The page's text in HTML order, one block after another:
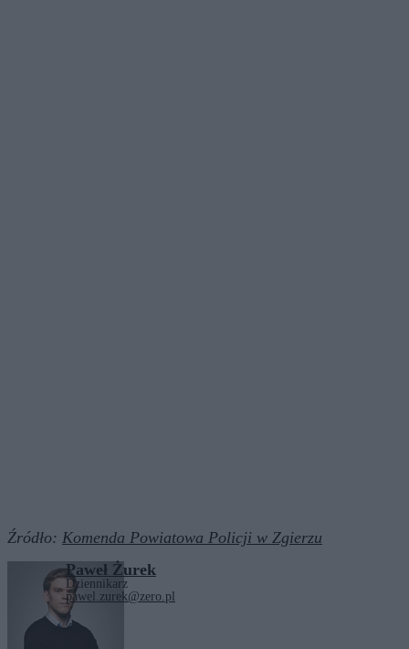
Źródło: Komenda Powiatowa Policji w Zgierzu
Paweł Żurek
Dziennikarz
pawel.zurek@zero.pl